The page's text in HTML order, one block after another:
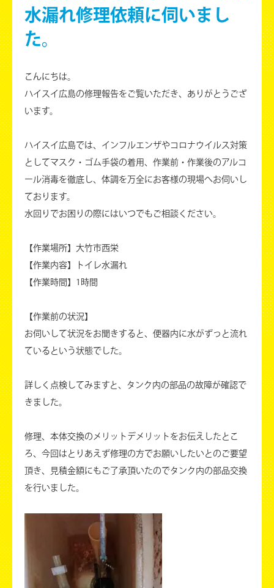
水漏れ修理依頼に伺いまし
た。
こんにちは。
ハイスイ広島の修理報告をご覧いただき、ありがとうござ
います。
ハイスイ広島では、インフルエンザやコロナウイルス対策
としてマスク・ゴム手袋の着用、作業前・作業後のアルコ
ール消毒を徹底し、体調を万全にお客様の現場へお伺いし
ております。
水回りでお困りの際にはいつでもご相談ください。
【作業場所】大竹市西栄
【作業内容】トイレ水漏れ
【作業時間】1時間
【作業前の状況】
お伺いして状況をお聞きすると、便器内に水がずっと流れ
ているという状態でした。
詳しく点検してみますと、タンク内の部品の故障が確認で
きました。
修理、本体交換のメリットデメリットをお伝えしたとこ
ろ、今回はとりあえず修理の方でお願いしたいとのご要望
頂き、見積金額にもご了承頂いたのでタンク内の部品交換
を行いました。